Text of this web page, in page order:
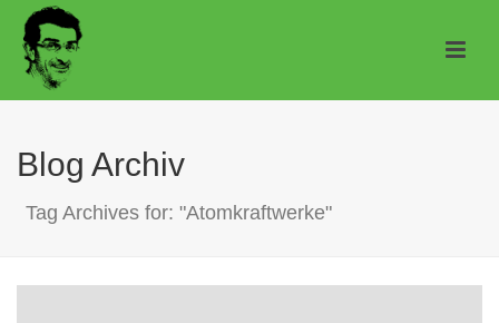
Blog Archiv
Tag Archives for: "Atomkraftwerke"